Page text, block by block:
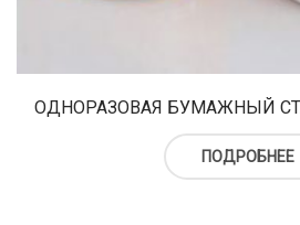
ОДНОРАЗОВАЯ БУМАЖНЫЙ
ПОДРОБНЕЕ